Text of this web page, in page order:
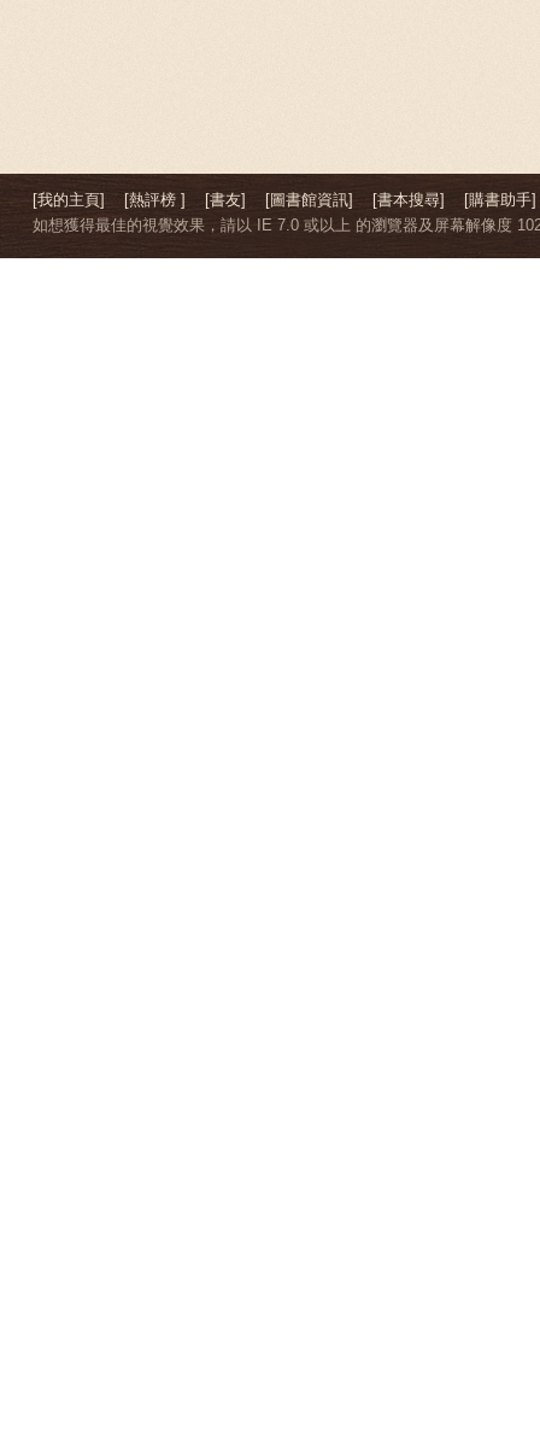
[我的主頁] [熱評榜 ] [書友] [圖書館資訊] [書本搜尋]
[購書助手]
如想獲得最佳的視覺效果，請以 IE 7.0 或以上 的瀏覽器及屏幕解像度